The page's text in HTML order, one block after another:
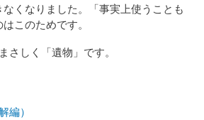
くなりました。「事実上使うことも
このためです。
さしく「遺物」です。
編）